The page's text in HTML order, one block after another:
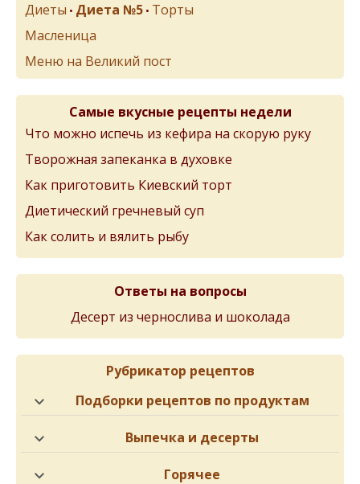
Диеты • Диета №5 • Торты
Масленица
Меню на Великий пост
Самые вкусные рецепты недели
Что можно испечь из кефира на скорую руку
Творожная запеканка в духовке
Как приготовить Киевский торт
Диетический гречневый суп
Как солить и вялить рыбу
Ответы на вопросы
Десерт из чернослива и шоколада
Рубрикатор рецептов
Подборки рецептов по продуктам
Выпечка и десерты
Горячее